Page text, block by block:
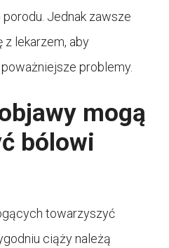
Jednak zawsze
lekarzem, aby
problemy.
mogą
bólowi
towarzyszyć
ciąży należą